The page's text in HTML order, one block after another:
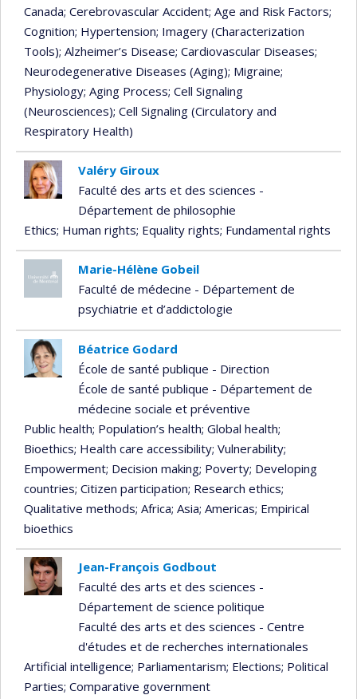
Canada; Cerebrovascular Accident; Age and Risk Factors;
Cognition; Hypertension; Imagery (Characterization
Tools); Alzheimer’s Disease; Cardiovascular Diseases;
Neurodegenerative Diseases (Aging); Migraine;
Physiology; Aging Process; Cell Signaling
(Neurosciences); Cell Signaling (Circulatory and
Respiratory Health)
Valéry Giroux
Faculté des arts et des sciences -
Département de philosophie
Ethics; Human rights; Equality rights; Fundamental rights
Marie-Hélène Gobeil
Faculté de médecine - Département de
psychiatrie et d’addictologie
Béatrice Godard
École de santé publique - Direction
École de santé publique - Département de
médecine sociale et préventive
Public health; Population’s health; Global health;
Bioethics; Health care accessibility; Vulnerability;
Empowerment; Decision making; Poverty; Developing
countries; Citizen participation; Research ethics;
Qualitative methods; Africa; Asia; Americas; Empirical
bioethics
Jean-François Godbout
Faculté des arts et des sciences -
Département de science politique
Faculté des arts et des sciences - Centre
d'études et de recherches internationales
Artificial intelligence; Parliamentarism; Elections; Political
Parties; Comparative government